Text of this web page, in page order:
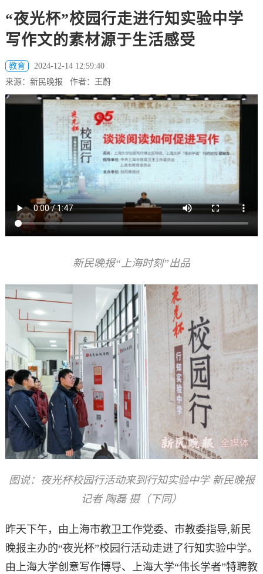
“夜光杯”校园行走进行知实验中学
写作文的素材源于生活感受
教育
2024-12-14 12:59:40
来源：新民晚报 作者：王蔚
新民晚报“上海时刻”出品
图说：夜光杯校园行活动来到行知实验中学 新民晚报
记者 陶磊 摄（下同）
昨天下午，由上海市教卫工作党委、市教委指导,新民
晚报主办的“夜光杯”校园行活动走进了行知实验中学。
由上海大学创意写作博导、上海大学“伟长学者”特聘教